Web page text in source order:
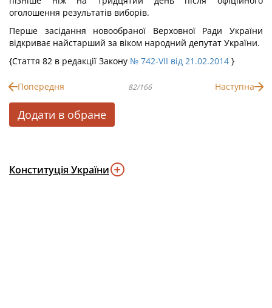
оголошення результатів виборів.
Перше засідання новообраної Верховної Ради України
відкриває найстарший за віком народний депутат України.
{Стаття 82 в редакції Закону № 742-VII від 21.02.2014 }
Попередня 82/166 Наступна
Додати в обране
Конституція України